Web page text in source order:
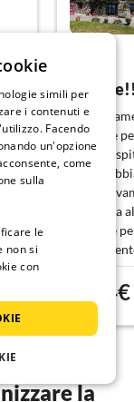
nota che
che gli
adulti)
che
vicinanza
ottimale
74€
la
simili per
i contenuti e
Facendo
un'opzione
come
sulla
le
non si
con